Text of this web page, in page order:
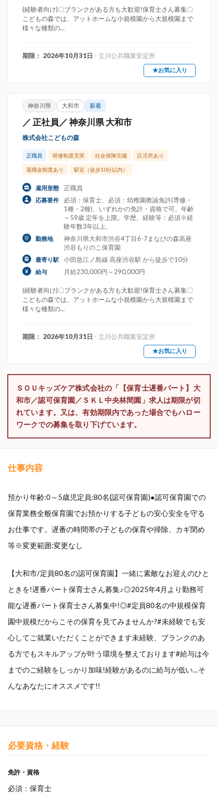
(経験者向け)〇ブランクがある方も大歓迎!保育士さん募集〇
こどもの森では、アットホームな小規模園から大規模園まで
様々な種類の...
期限： 2026年10月31日 - 立川公共職業安定所
★お気に入り
神奈川県 大和市 新着
／ 正社員／ 神奈川県 大和市
株式会社こどもの森
正職員 研修制度充実 社会保険完備 託児所あり
退職金制度あり 駅近（徒歩10分以内）
雇用形態 正職員
応募要件
必須：保育士、必須：幼稚園教諭免許(専修・
1種・2種)、いずれかの免許・資格で可。年齢
～59歳 定年を上限。学歴。経験等：必須※経
験年数3年以上。
勤務地
神奈川県大和市渋谷4丁目6-7まなびの森高座
渋谷もりのこ保育園
最寄り駅 小田急江ノ島線 高座渋谷駅 から徒歩で10分
給与 月給230,000円～290,000円
(経験者向け)〇ブランクがある方も大歓迎!保育士さん募集〇
こどもの森では、アットホームな小規模園から大規模園まで
様々な種類の...
期限： 2026年10月31日 - 立川公共職業安定所
★お気に入り
ＳＯＵキッズケア株式会社の「【保育士遅番パート】大
和市／認可保育園／ＳＫＬ中央林間園」求人は期限が切
れています。又は、有効期限内であった場合でもハロー
ワークでの募集を取り下げています。
仕事内容
預かり年齢:0～5歳児定員:80名(認可保育園)●認可保育園での
保育業務全般保育園でお預かりする子どもの安心安全を守る
お仕事です。遅番の時間帯の子どもの保育や掃除、カギ閉め
等※変更範囲:変更なし
【大和市/定員80名の認可保育園】一緒に素敵なお迎えのひと
ときを!遅番パート保育士さん募集♪◎2025年4月より勤務可
能な遅番パート保育士さん募集中!◎#定員80名の中規模保育
園中規模だからこその保育を見てみませんか?#未経験でも安
心してご就業いただくことができます未経験、ブランクのあ
る方でもスキルアップが叶う環境を整えております#給与は今
までのご経験をしっかり加味!経験があるのに給与が低い…そ
んなあなたにオススメです!!
必要資格・経験
免許・資格
必須：保育士